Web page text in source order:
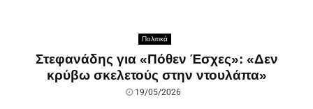
Πολιτικά
Στεφανάδης για «Πόθεν Έσχες»: «Δεν
κρύβω σκελετούς στην ντουλάπα»
19/05/2026